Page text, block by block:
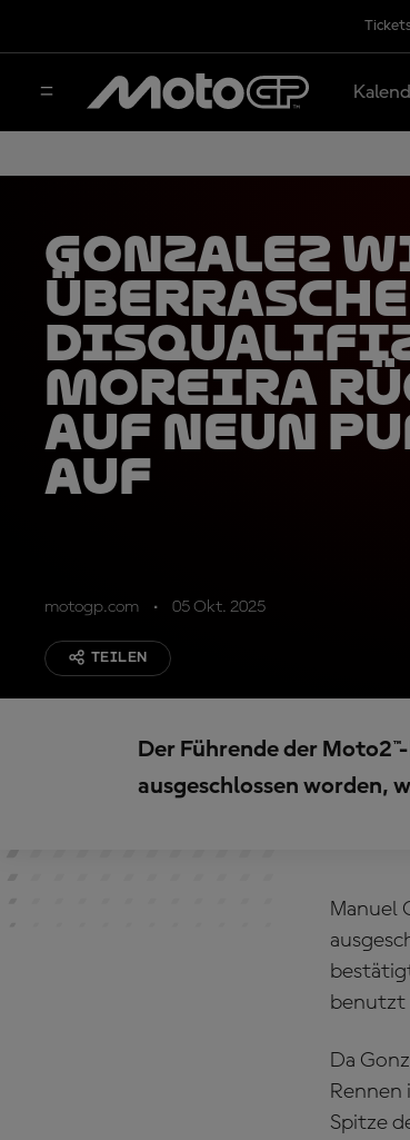
Tickets
Gonzalez
Moreira
auf neun
auf
motogp.com 05 Okt. 2025
TEILEN
Der Führende der
ausgeschlossen worden,
Manuel
benutzt
Da
Rennen
Spitze